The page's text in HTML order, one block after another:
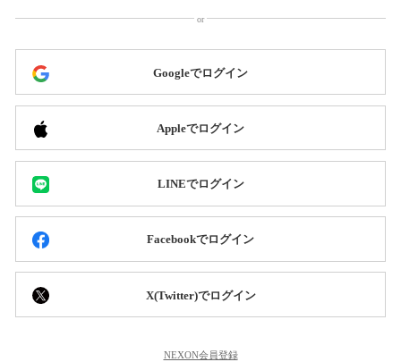
Googleでログイン
Appleでログイン
LINEでログイン
Facebookでログイン
X(Twitter)でログイン
NEXON会員登録